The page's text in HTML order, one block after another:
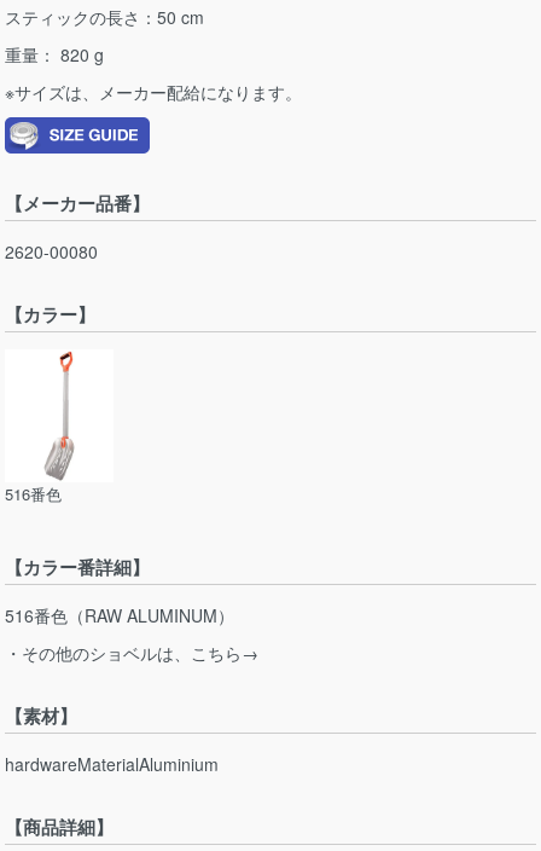
スティックの長さ：50 cm
重量： 820 g
※サイズは、メーカー配給になります。
【メーカー品番】
2620-00080
【カラー】
516番色
【カラー番詳細】
516番色（RAW ALUMINUM）
・その他のショベルは、こちら→
【素材】
hardwareMaterialAluminium
【商品詳細】